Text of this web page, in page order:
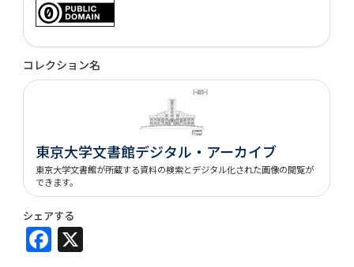
コレクション名
東京大学文書館デジタル・アーカイブ
東京大学文書館が所蔵する資料の検索とデジタル化された画像の閲覧が
できます。
シェアする
Facebook